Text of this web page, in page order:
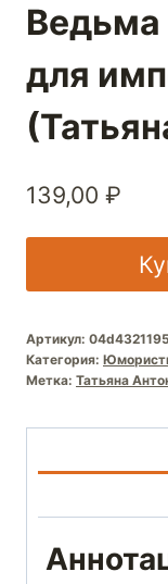
для
139,00 ₽
Артикул:
Категория:
Метка: Татьяна